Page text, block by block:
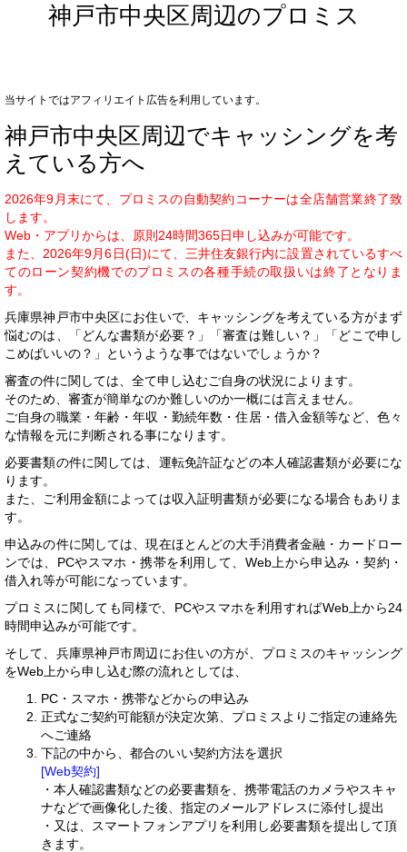
神戸市中央区周辺のプロミス
当サイトではアフィリエイト広告を利用しています。
神戸市中央区周辺でキャッシングを考
えている方へ
2026年9月末にて、プロミスの自動契約コーナーは全店舗営業終了致
します。
Web・アプリからは、原則24時間365日申し込みが可能です。
また、2026年9月6日(日)にて、三井住友銀行内に設置されているすべ
てのローン契約機でのプロミスの各種手続の取扱いは終了となりま
す。
兵庫県神戸市中央区にお住いで、キャッシングを考えている方がまず
悩むのは、「どんな書類が必要？」「審査は難しい？」「どこで申し
こめばいいの？」というような事ではないでしょうか？
審査の件に関しては、全て申し込むご自身の状況によります。
そのため、審査が簡単なのか難しいのか一概には言えません。
ご自身の職業・年齢・年収・勤続年数・住居・借入金額等など、色々
な情報を元に判断される事になります。
必要書類の件に関しては、運転免許証などの本人確認書類が必要にな
ります。
また、ご利用金額によっては収入証明書類が必要になる場合もありま
す。
申込みの件に関しては、現在ほとんどの大手消費者金融・カードロー
ンでは、PCやスマホ・携帯を利用して、Web上から申込み・契約・
借入れ等が可能になっています。
プロミスに関しても同様で、PCやスマホを利用すればWeb上から24
時間申込みが可能です。
そして、兵庫県神戸市周辺にお住いの方が、プロミスのキャッシング
をWeb上から申し込む際の流れとしては、
PC・スマホ・携帯などからの申込み
正式なご契約可能額が決定次第、プロミスよりご指定の連絡先
へご連絡
下記の中から、都合のいい契約方法を選択
[Web契約]
・本人確認書類などの必要書類を、携帯電話のカメラやスキャ
ナなどで画像化した後、指定のメールアドレスに添付し提出
・又は、スマートフォンアプリを利用し必要書類を提出して頂
きます。